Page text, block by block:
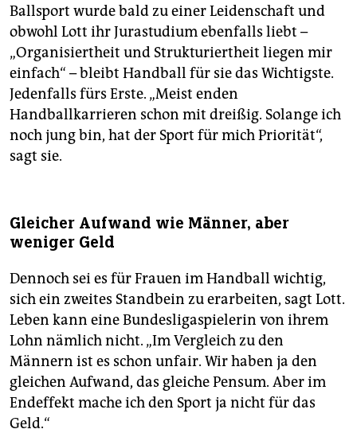
Ballsport wurde bald zu einer Leidenschaft und
obwohl Lott ihr Jurastudium ebenfalls liebt –
„Organisiertheit und Strukturiertheit liegen mir
einfach“ – bleibt Handball für sie das Wichtigste.
Jedenfalls fürs Erste. „Meist enden
Handballkarrieren schon mit dreißig. Solange ich
noch jung bin, hat der Sport für mich Priorität“,
sagt sie.
Gleicher Aufwand wie Männer, aber
weniger Geld
Dennoch sei es für Frauen im Handball wichtig,
sich ein zweites Standbein zu erarbeiten, sagt Lott.
Leben kann eine Bundesligaspielerin von ihrem
Lohn nämlich nicht. „Im Vergleich zu den
Männern ist es schon unfair. Wir haben ja den
gleichen Aufwand, das gleiche Pensum. Aber im
Endeffekt mache ich den Sport ja nicht für das
Geld.“